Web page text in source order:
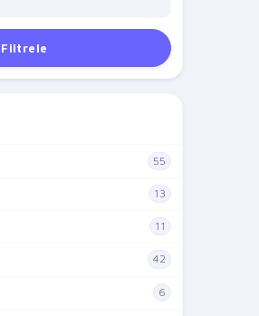
Filtrele
55
13
11
42
6